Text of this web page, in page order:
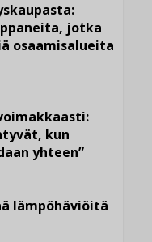
jotka
osaamisalueita
kun
yhteen”
lämpöhäviöitä